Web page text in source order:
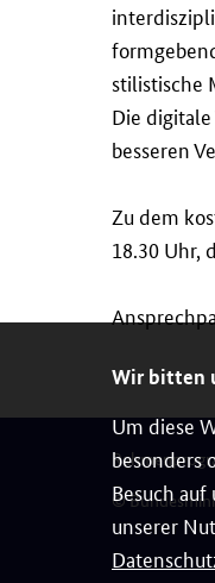
Wir bitten
Um diese
besonders
Besuch
unserer
stilistische
Die
besseren
Zu dem
18.30 Uhr,
©